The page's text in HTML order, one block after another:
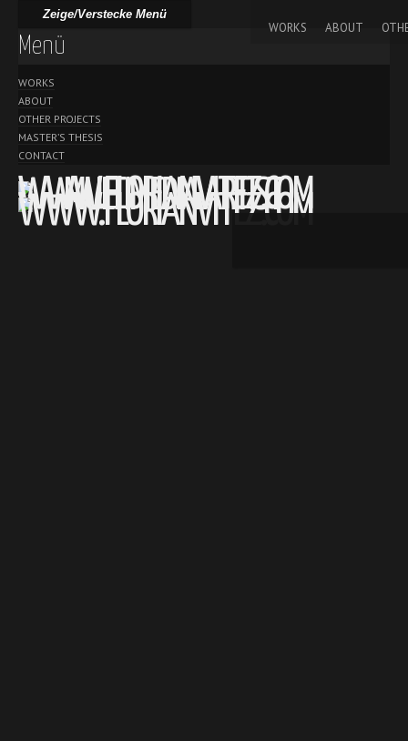
Zeige/Verstecke Menü
Menü
WORKS
ABOUT
OTHER PROJECTS
MASTER’S THESIS
CONTACT
HAUPTMENÜ
WORKS ABOUT